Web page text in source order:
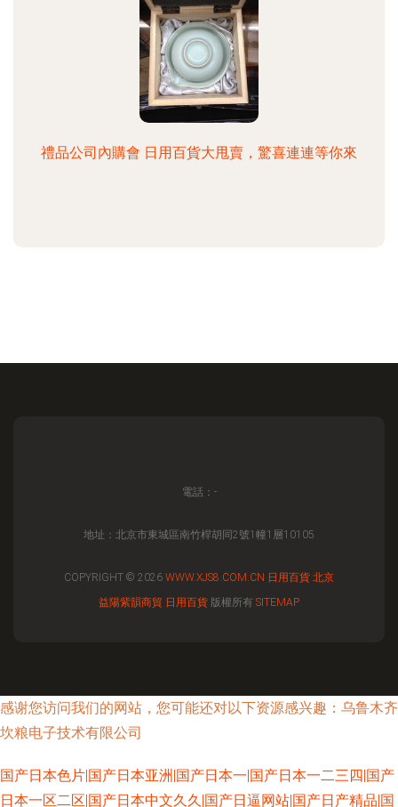
禮品公司內購會 日用百貨大甩賣，驚喜連連等你來
電話：-
地址：北京市東城區南竹桿胡同2號1幢1層10105
COPYRIGHT © 2026 WWW.XJS8.COM.CN 日用百貨 北京
益陽紫韻商貿 日用百貨 版權所有 SITEMAP
感谢您访问我们的网站，您可能还对以下资源感兴趣：乌鲁木齐
坎粮电子技术有限公司
国产日本色片|国产日本亚洲|国产日本一|国产日本一二三四|国产
日本一区二区|国产日本中文久久|国产日逼网站|国产日产精品|国